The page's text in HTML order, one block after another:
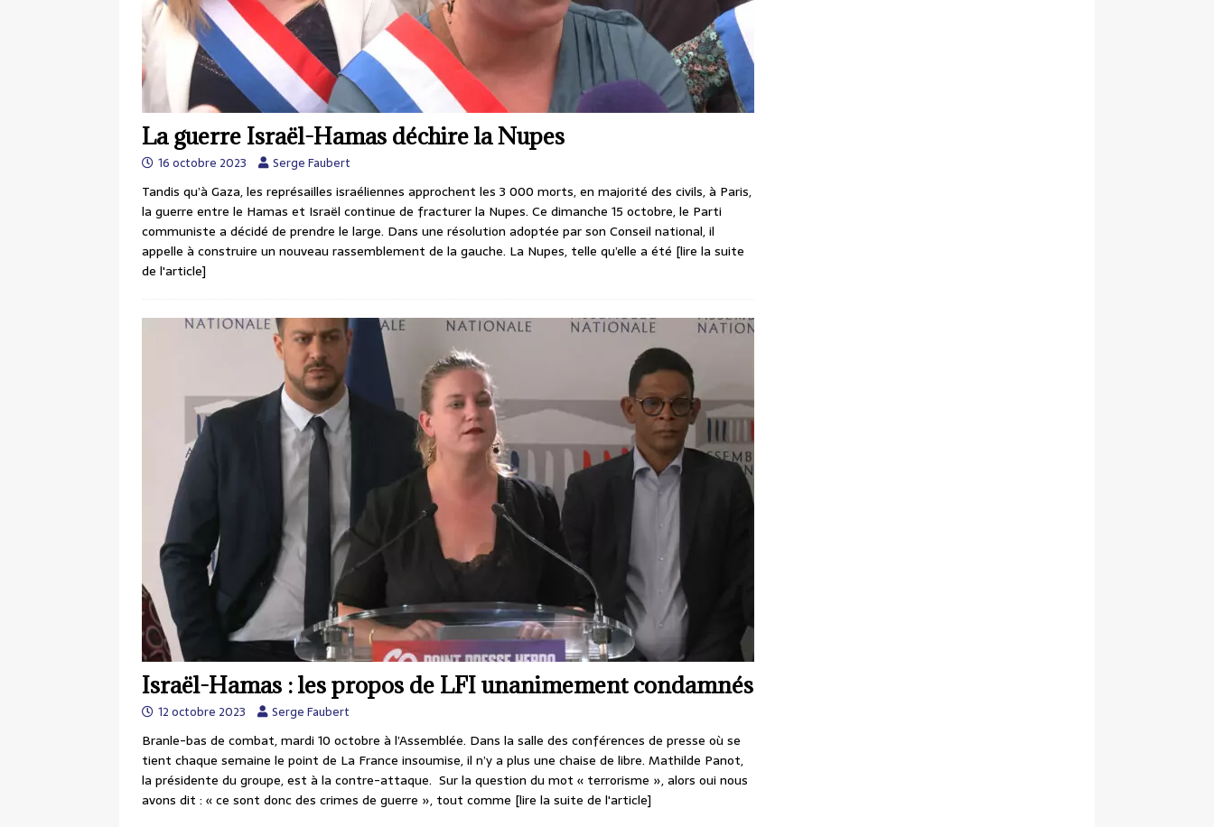
La guerre Israël-Hamas déchire la Nupes
16 octobre 2023 Serge Faubert
Tandis qu’à Gaza, les représailles israéliennes approchent les 3 000 morts, en majorité des civils, à Paris,
la guerre entre le Hamas et Israël continue de fracturer la Nupes. Ce dimanche 15 octobre, le Parti
communiste a décidé de prendre le large. Dans une résolution adoptée par son Conseil national, il
appelle à construire un nouveau rassemblement de la gauche. La Nupes, telle qu’elle a été [lire la suite
de l'article]
Israël-Hamas : les propos de LFI unanimement condamnés
12 octobre 2023 Serge Faubert
Branle-bas de combat, mardi 10 octobre à l’Assemblée. Dans la salle des conférences de presse où se
tient chaque semaine le point de La France insoumise, il n’y a plus une chaise de libre. Mathilde Panot,
la présidente du groupe, est à la contre-attaque. Sur la question du mot « terrorisme », alors oui nous
avons dit : « ce sont donc des crimes de guerre », tout comme [lire la suite de l'article]